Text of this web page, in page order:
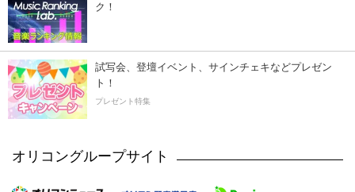
ク！
試写会、登壇イベント、サインチェキなどプレゼン
ト！
プレゼント特集
オリコングループサイト